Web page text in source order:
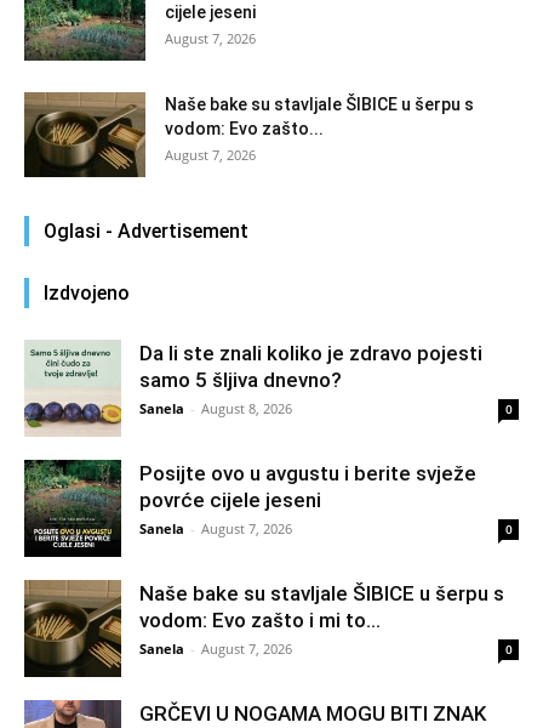
cijele jeseni
August 7, 2026
Naše bake su stavljale ŠIBICE u šerpu s
vodom: Evo zašto...
August 7, 2026
Oglasi - Advertisement
Izdvojeno
Da li ste znali koliko je zdravo pojesti
samo 5 šljiva dnevno?
Sanela - August 8, 2026 0
Posijte ovo u avgustu i berite svježe
povrće cijele jeseni
Sanela - August 7, 2026 0
Naše bake su stavljale ŠIBICE u šerpu s
vodom: Evo zašto i mi to...
Sanela - August 7, 2026 0
GRČEVI U NOGAMA MOGU BITI ZNAK